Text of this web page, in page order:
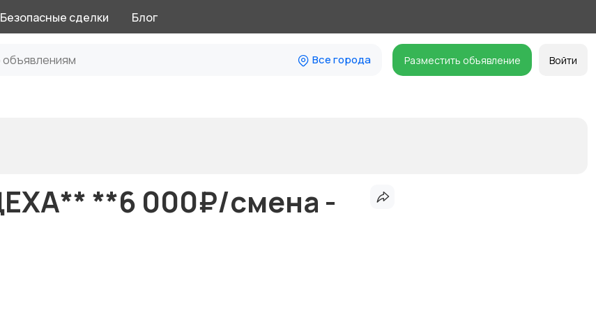
Безопасные сделки Блог
Все города Разместить объявление Войти
**6 000₽/смена -